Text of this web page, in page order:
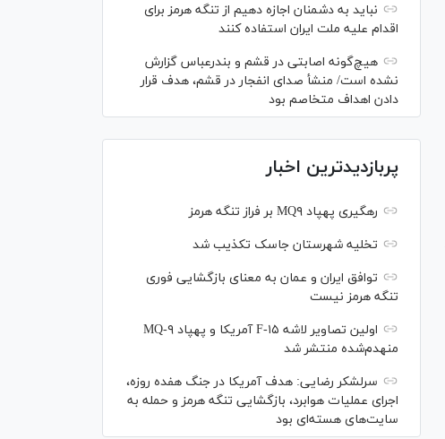
نباید به دشمنان اجازه دهیم از تنگه هرمز برای
اقدام علیه ملت ایران استفاده کنند
هیچ‌گونه اصابتی در قشم و بندرعباس گزارش
نشده است/ منشأ صدای انفجار در قشم، هدف قرار
دادن اهداف متخاصم بود
پربازدیدترین اخبار
رهگیری پهپاد MQ۹ بر فراز تنگه هرمز
تخلیه شهرستان جاسک تکذیب شد
توافق ایران و عمان به معنای بازگشایی فوری
تنگه هرمز نیست
اولین تصاویر لاشه F-۱۵ آمریکا و پهپاد MQ-۹
منهدم‌شده منتشر شد
سرلشکر رضایی: هدف آمریکا در جنگ هفده روزه،
اجرای عملیات هوابرد، بازگشایی تنگه هرمز و حمله به
سایت‌های هسته‌ای بود